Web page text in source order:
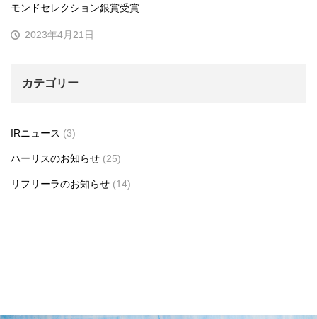
モンドセレクション銀賞受賞
2023年4月21日
カテゴリー
IRニュース (3)
ハーリスのお知らせ (25)
リフリーラのお知らせ (14)